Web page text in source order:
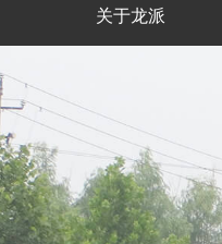
关于龙派